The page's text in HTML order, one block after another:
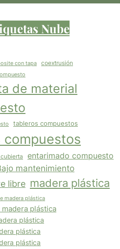
Nube
con tapa coextrusión
de material
tableros compuestos
compuestos
entarimado compuesto
mantenimiento
libre madera plástica
madera plástica
plástica
plástica
plástica
plástica